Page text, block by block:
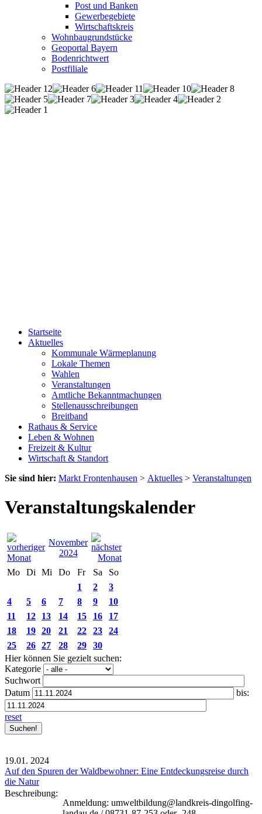
Post und Banken
Gewerbegebiete
Wirtschaftskreis
Wohnbaugrundstücke
Geoportal Bayern
Bodenrichtwert
Postfiliale
Startseite
Aktuelles
Kommunale Wärmeplanung
Lokale Themen
Wahlen
Veranstaltungen
Amtliche Bekanntmachungen
Stellenausschreibungen
Breitband
Rathaus & Service
Leben & Wohnen
Freizeit & Kultur
Wirtschaft & Standort
Sie sind hier: Markt Frontenhausen > Aktuelles > Veranstaltungen
Veranstaltungskalender
November
2024
Mo
Di Mi Do Fr Sa
So
1
2
3
4
5 6 7 8 9
10
11
12 13 14 15 16
17
18
19 20 21 22 23
24
25
26 27 28 29
30
Hier können Sie gezielt suchen:
Kategorie
Suchwort
Datum
bis:
reset
19.01. 2024
Auf den Spuren der Waldbewohner: Eine Entdeckungsreise durch
die Natur
Beschreibung:
Anmeldung: umweltbildung@landkreis-dingolfing-